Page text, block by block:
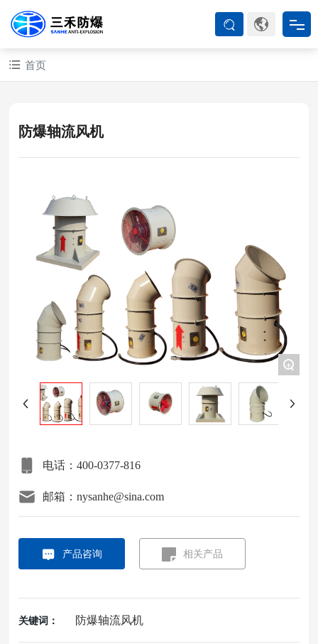
首页
ATEX系列
防爆空调
防爆箱柜
项目案例
联系我们
首页
防爆轴流风机
+
电话：400-0377-816
邮箱：nysanhe@sina.com
产品咨询 相关产品
关键词： 防爆轴流风机